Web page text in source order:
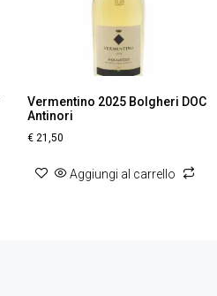
Vermentino 2025 Bolgheri DOC
Antinori
€21,50
Aggiungi al carrello